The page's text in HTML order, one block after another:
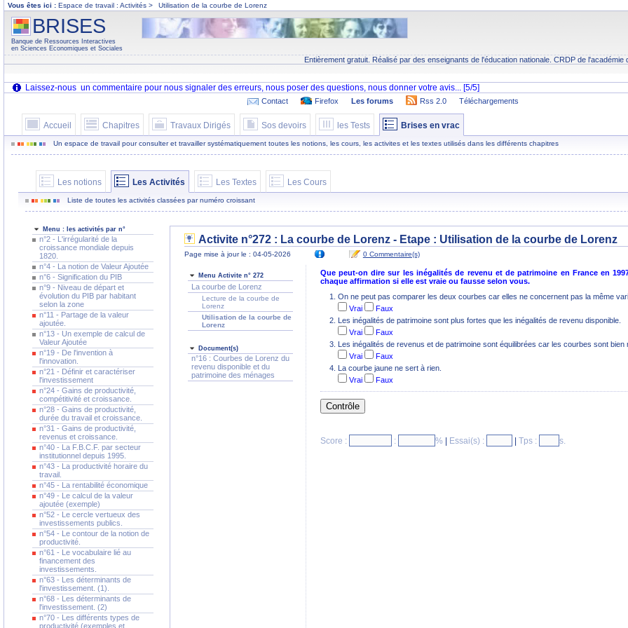
Vous êtes ici : Espace de travail : Activités > Utilisation de la courbe de Lorenz
BRISES
Banque de Ressources Interactives
en Sciences Economiques et Sociales
Entièrement gratuit. Réalisé par des enseignants de l'éducation nationale. CRDP de l'académie
Contact Firefox Les forums Rss 2.0 Téléchargements
Accueil Chapitres Travaux Dirigés Sos devoirs les Tests Brises en vrac
Un espace de travail pour consulter et travailler systématiquement toutes les notions, les cours, les activites et les textes utilisés dans les différents chapitres
Les notions Les Activités Les Textes Les Cours
Liste de toutes les activités classées par numéro croissant
Menu : les activités par n°
n°2 - L'irrégularité de la
croissance mondiale depuis
1820.
n°4 - La notion de Valeur Ajoutée
n°6 - Signification du PIB
n°9 - Niveau de départ et
évolution du PIB par habitant
selon la zone
n°11 - Partage de la valeur
ajoutée.
n°13 - Un exemple de calcul de
Valeur Ajoutée
n°19 - De l'invention à
l'innovation.
n°21 - Définir et caractériser
l'investissement
n°24 - Gains de productivité,
compétitivité et croissance.
n°28 - Gains de productivité,
durée du travail et croissance.
n°31 - Gains de productivité,
revenus et croissance.
n°40 - La F.B.C.F. par secteur
institutionnel depuis 1995.
n°43 - La productivité horaire du
travail.
n°45 - La rentabilité économique
n°49 - Le calcul de la valeur
ajoutée (exemple)
n°52 - Le cercle vertueux des
investissements publics.
n°54 - Le contour de la notion de
productivité.
n°61 - Le vocabulaire lié au
financement des
investissements.
n°63 - Les déterminants de
l'investissement. (1).
n°68 - Les déterminants de
l'investissement. (2)
n°70 - Les différents types de
productivité (exemples et
Activite n°272 : La courbe de Lorenz - Etape : Utilisation de la courbe de Lorenz
Page mise à jour le : 04-05-2026 0 Commentaire(s)
Menu Activite n° 272
La courbe de Lorenz
Lecture de la courbe de
Lorenz
Utilisation de la courbe de
Lorenz
Document(s)
n°16 : Courbes de Lorenz du
revenu disponible et du
patrimoine des ménages
Que peut-on dire sur les inégalités de revenu et de patrimoine en France en
chaque affirmation si elle est vraie ou fausse selon vous.
On ne peut pas comparer les deux courbes car elles ne concernent pas la même
Vrai
Faux
Les inégalités de patrimoine sont plus fortes que les inégalités de revenu disponible.
Vrai
Faux
Les inégalités de revenus et de patrimoine sont équilibrées car les courbes sont bien
Vrai
Faux
La courbe jaune ne sert à rien.
Vrai
Faux
Score : : % Essai(s) : Tps : s.